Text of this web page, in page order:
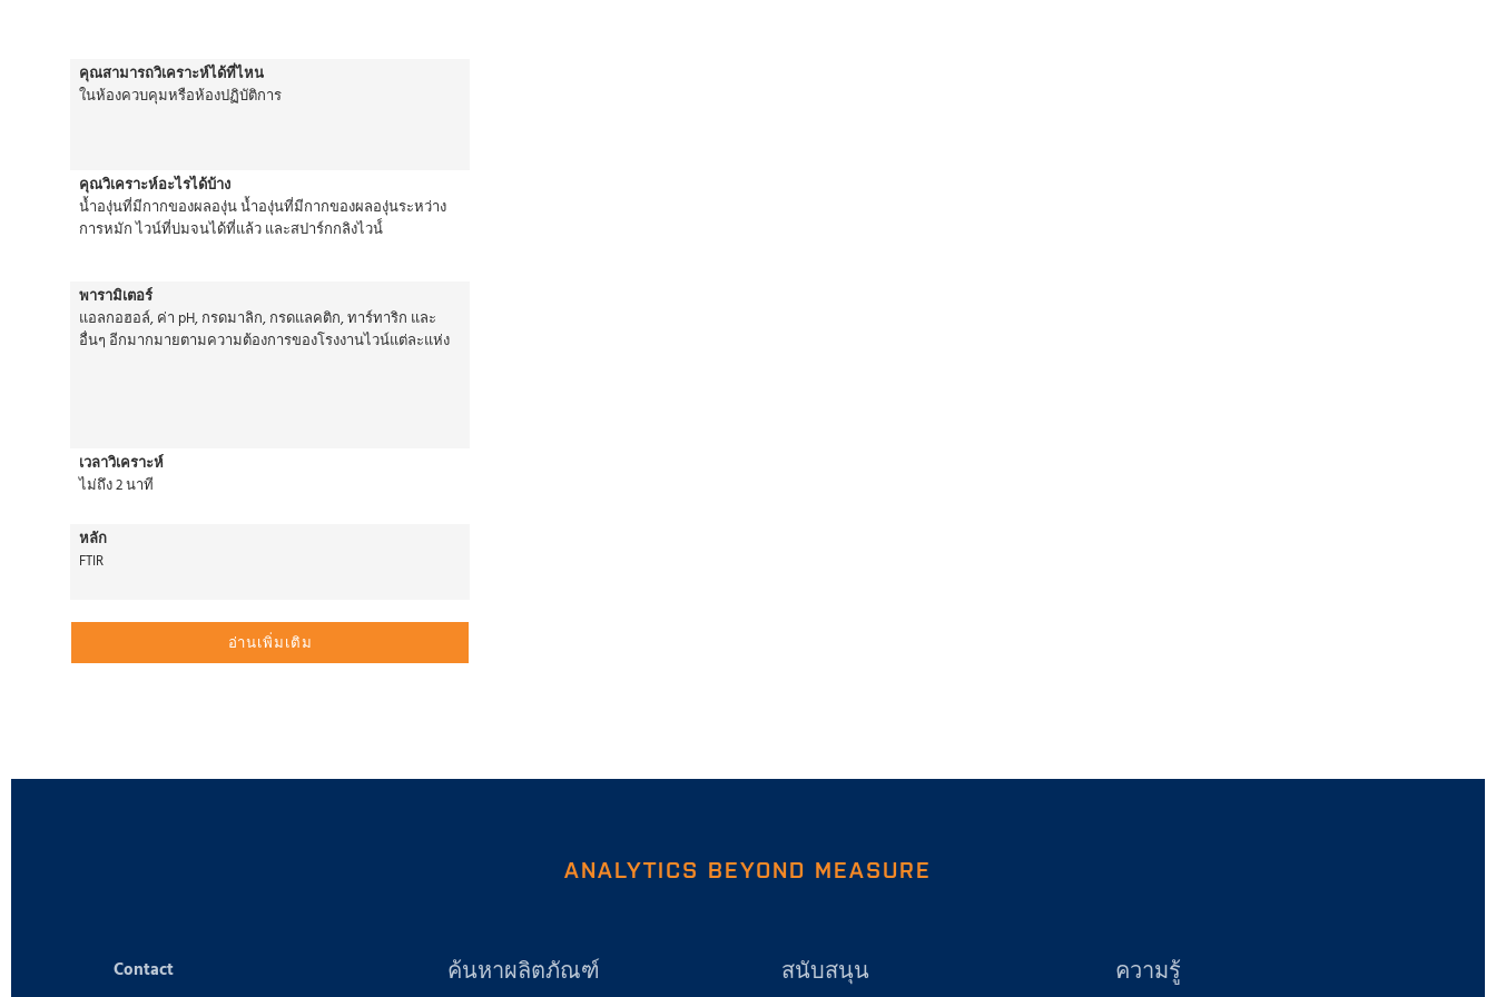
คุณสามารถวิเคราะห์ได้ที่ไหน
ในห้องควบคุมหรือห้องปฏิบัติการ
คุณวิเคราะห์อะไรได้บ้าง
น้ำองุ่นที่มีกากของผลองุ่น น้ำองุ่นที่มีกากของผลองุ่นระหว่าง
การหมัก ไวน์ที่บ่มจนได้ที่แล้ว และสปาร์กกลิงไวน์์
พารามิเตอร์
แอลกอฮอล์, ค่า pH, กรดมาลิก, กรดแลคติก, ทาร์ทาริก และ
อื่นๆ อีกมากมายตามความต้องการของโรงงานไวน์แต่ละแห่ง
เวลาวิเคราะห์
ไม่ถึง 2 นาที
หลัก
FTIR
อ่านเพิ่มเติม
ANALYTICS BEYOND MEASURE
Contact ค้นหาผลิตภัณฑ์ สนับสนุน ความรู้